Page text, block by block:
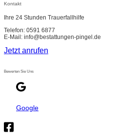
Kontakt
Ihre 24 Stunden Trauerfallhilfe
Telefon: 0591 6877
E-Mail: info@bestattungen-pingel.de
Jetzt anrufen
Bewerten Sie Uns
Google